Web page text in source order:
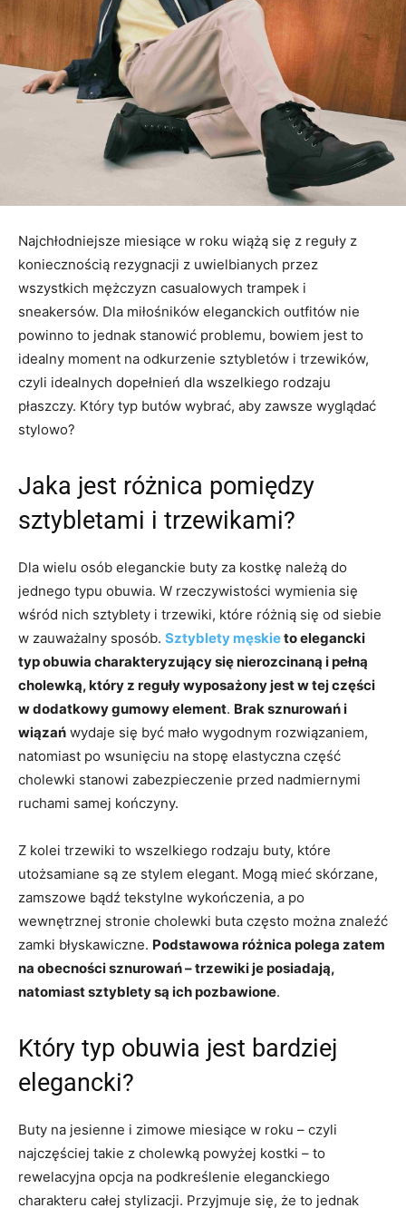
Najchłodniejsze miesiące w roku wiążą się z reguły z
koniecznością rezygnacji z uwielbianych przez
wszystkich mężczyzn casualowych trampek i
sneakersów. Dla miłośników eleganckich outfitów nie
powinno to jednak stanowić problemu, bowiem jest to
idealny moment na odkurzenie sztybletów i trzewików,
czyli idealnych dopełnień dla wszelkiego rodzaju
płaszczy. Który typ butów wybrać, aby zawsze wyglądać
stylowo?
Jaka jest różnica pomiędzy
sztybletami i trzewikami?
Dla wielu osób eleganckie buty za kostkę należą do
jednego typu obuwia. W rzeczywistości wymienia się
wśród nich sztyblety i trzewiki, które różnią się od siebie
w zauważalny sposób. Sztyblety męskieto elegancki
typ obuwia charakteryzujący się nierozcinaną i pełną
cholewką, który z reguły wyposażony jest w tej części
w dodatkowy gumowy element. Brak sznurowań i
wiązań wydaje się być mało wygodnym rozwiązaniem,
natomiast po wsunięciu na stopę elastyczna część
cholewki stanowi zabezpieczenie przed nadmiernymi
ruchami samej kończyny.
Z kolei trzewiki to wszelkiego rodzaju buty, które
utożsamiane są ze stylem elegant. Mogą mieć skórzane,
zamszowe bądź tekstylne wykończenia, a po
wewnętrznej stronie cholewki buta często można znaleźć
zamki błyskawiczne. Podstawowa różnica polega zatem
na obecności sznurowań – trzewiki je posiadają,
natomiast sztyblety są ich pozbawione.
Który typ obuwia jest bardziej
elegancki?
Buty na jesienne i zimowe miesiące w roku – czyli
najczęściej takie z cholewką powyżej kostki – to
rewelacyjna opcja na podkreślenie eleganckiego
charakteru całej stylizacji. Przyjmuje się, że to jednak